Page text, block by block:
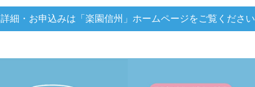
詳細・お申込みは「楽園信州」ホームページをご覧ください